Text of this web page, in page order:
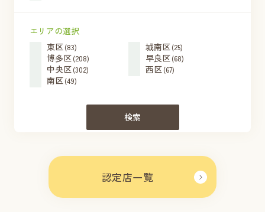
認定店一覧
エリアの選択
東区(83) 城南区(25)
博多区(208) 早良区(68)
中央区(302) 西区(67)
南区(49)
検索